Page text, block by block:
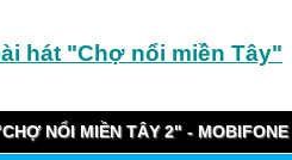
, bưởi , xoài ai nấy tươi cười
muôn nơi ngược xuôi lui tới. Ai
hữu tình sông nước mênh mông
cũng tan dần ...
hát "Chợ nổi miền Tây"
NỔI MIỀN TÂY 2" - MOBIFONE